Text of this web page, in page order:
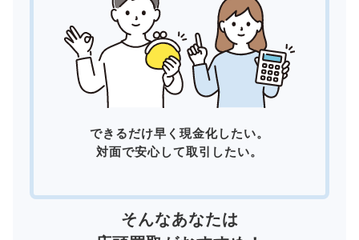
できるだけ早く現金化したい。
対面で安心して取引したい。
そんなあなたは